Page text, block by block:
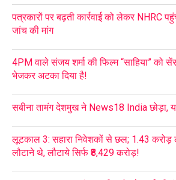
पत्रकारों पर बढ़ती कार्रवाई को लेकर NHRC
जांच की मांग
4PM वाले संजय शर्मा की फिल्म “साहिया” को
भेजकर अटका दिया है!
सबीना तामंग देशमुख ने News18 India छोड़ा,
लूटकाल 3: सहारा निवेशकों से छल; 1.43 करोड़
लौटाने थे, लौटाये सिर्फ ₹8,429 करोड़!